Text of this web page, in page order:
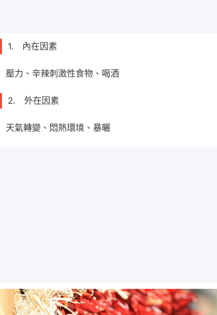
1. 內在因素
壓力、辛辣刺激性食物、喝酒
2. 外在因素
天氣轉變、悶熱環境、暴曬